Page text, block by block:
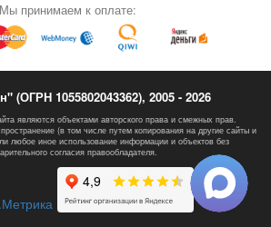
Мы принимаем к оплате:
(ОГРН 1055802043362), 2005 - 2026
являются объектами авторского права и смежных прав.
(в том числе путем копирования на другие сайты и
любое иное использование информации и объектов без
согласия правообладателя.